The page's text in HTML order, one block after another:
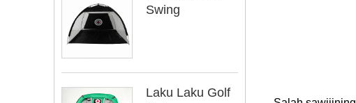
Swing
Laku Laku Golf